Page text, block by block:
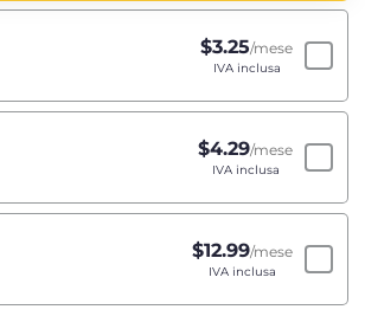
$3.25/mese
IVA inclusa
$4.29/mese
IVA inclusa
$12.99/mese
IVA inclusa